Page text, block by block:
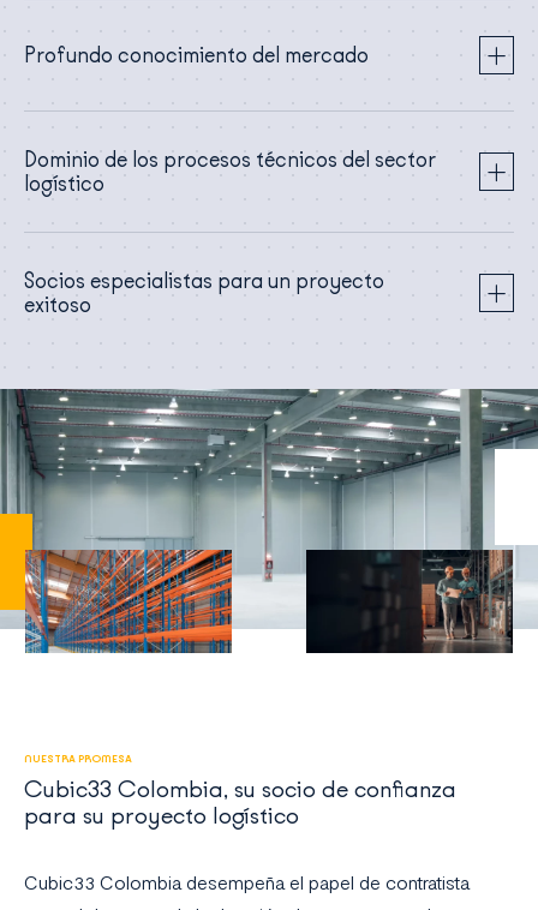
Profundo conocimiento del mercado
Dominio de los procesos técnicos del sector
logístico
Socios especialistas para un proyecto
exitoso
NUESTRA PROMESA
Cubic33 Colombia, su socio de confianza
para su proyecto logístico
Cubic33 Colombia desempeña el papel de contratista